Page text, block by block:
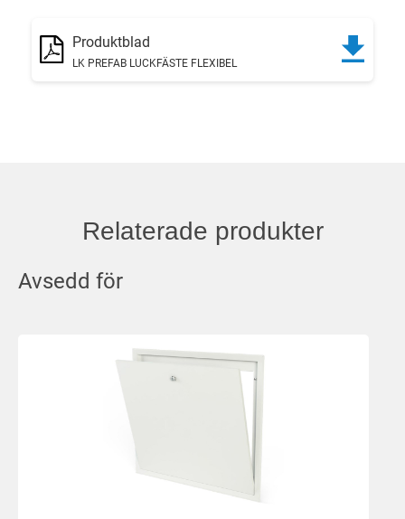
Produktblad
LK PREFAB LUCKFÄSTE FLEXIBEL
Relaterade produkter
Avsedd för